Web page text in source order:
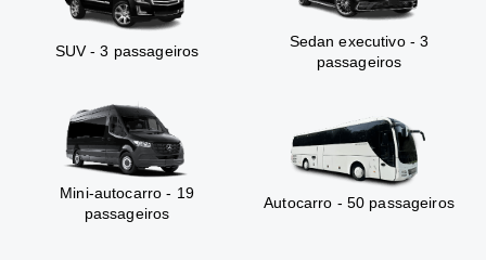
SUV - 3 passageiros
Sedan executivo - 3
passageiros
Mini-autocarro - 19
passageiros
Autocarro - 50 passageiros